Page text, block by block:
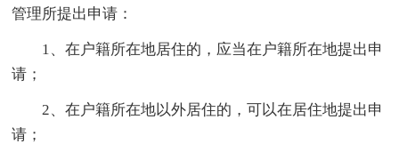
管理所提出申请：
1、在户籍所在地居住的，应当在户籍所在地提出申
请；
2、在户籍所在地以外居住的，可以在居住地提出申
请；